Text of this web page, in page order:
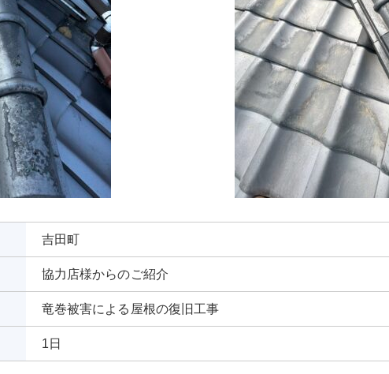
吉田町
協力店様からのご紹介
竜巻被害による屋根の復旧工事
1日